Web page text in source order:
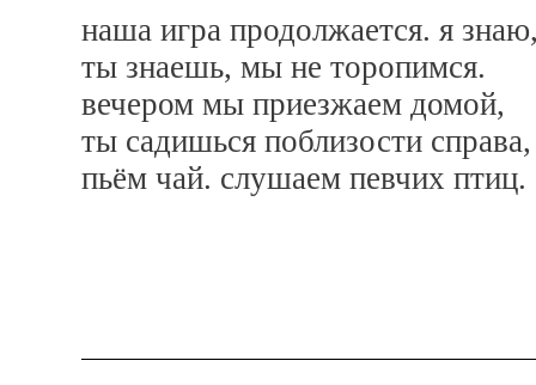
наша игра продолжается. я
ты знаешь, мы не торопимся.
вечером мы приезжаем домой,
ты садишься поблизости
пьём чай. слушаем певчих птиц.